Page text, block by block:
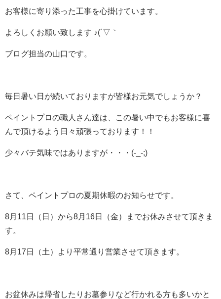
お客様に寄り添った工事を心掛けています。
よろしくお願い致します ♪(´▽｀
ブログ担当の山口です。
毎日暑い日が続いておりますが皆様お元気でしょうか？
ペイントプロの職人さん達は、この暑い中でもお客様に喜
んで頂けるよう日々頑張っております！！
少々バテ気味ではありますが・・・(-_-;)
さて、ペイントプロの夏期休暇のお知らせです。
8月11日（日）から8月16日（金）までお休みさせて頂きま
す。
8月17日（土）より平常通り営業させて頂きます。
お盆休みは帰省したりお墓参りなど行かれる方も多いかと